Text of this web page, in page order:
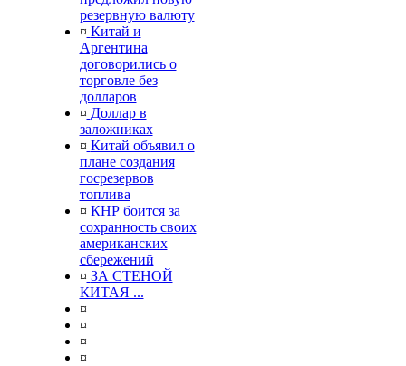
резервную валюту
¤ Китай и
Аргентина
договорились о
торговле без
долларов
¤ Доллар в
заложниках
¤ Китай объявил о
плане создания
госрезервов
топлива
¤ КНР боится за
сохранность своих
американских
сбережений
¤ ЗА СТЕНОЙ
КИТАЯ ...
¤
¤
¤
¤